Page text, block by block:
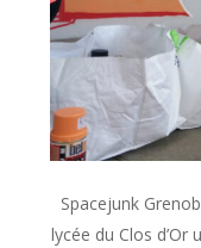
Spacejunk
lycée du Clos